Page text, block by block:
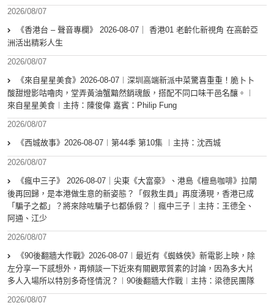
2026/08/07
《香港台 – 聲音專欄》 2026-08-07｜ 香港01 老齡化新視角 在高齡亞
洲活出精彩人生
2026/08/07
《來自星星美食》2026-08-07︱深圳高端新派中菜驚喜重重！脆卜卜
酸甜燈影咕嚕肉，堂弄黃油蟹黯然銷魂飯，搭配不同口味干邑名釀。︱
來自星星美食︱主持：陳俊偉 嘉賓：Philip Fung
2026/08/07
《西城故事》2026-08-07︱第44季 第10集 ︱主持：沈西城
2026/08/07
《瘋中三子》 2026-08-07｜尖東《大富豪》、港島《檀島咖啡》拉閘
後再回歸，是本港做生意的新姿態？「假救生員」再度湧現，香港已成
「騙子之都」？將來除咗騙子乜都係假？｜瘋中三子｜主持：王德全、
阿通、江少
2026/08/07
《90後翻牆大作戰》2026-08-07︱最近有《蜘蛛俠》新電影上映，除
左分享一下感想外，再傾談一下近來有關觀眾質素的討論，因為多大片
多人入場所以特別多奇怪情況？︱90後翻牆大作戰︱主持：梁德民團隊
2026/08/07